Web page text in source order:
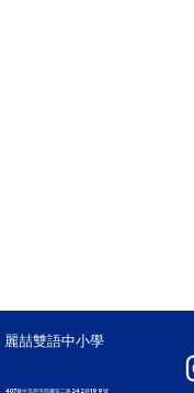
麗喆雙語中小學
407臺中市西屯區國安二路242巷199號